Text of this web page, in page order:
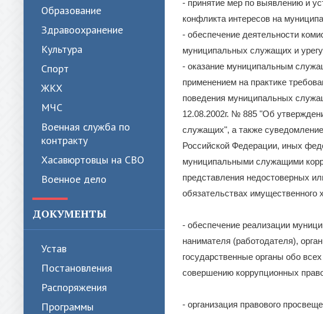
Образование
Здравоохранение
Культура
Спорт
ЖКХ
МЧС
Военная служба по
контракту
Хасавюртовцы на СВО
Военное дело
ДОКУМЕНТЫ
Устав
Постановления
Распоряжения
Программы
- принятие мер по выявлению и
конфликта интересов на
- обеспечение деятельности
муниципальных служащих и
- оказание муниципальным
применением на практике
поведения муниципальных
12.08.2002г. № 885 "Об
служащих", а также
Российской Федерации, иных
муниципальными служащими
представления недостоверных
обязательствах имущественного
- обеспечение реализации
нанимателя (работодателя),
государственные органы обо
совершению коррупционных
- организация правового